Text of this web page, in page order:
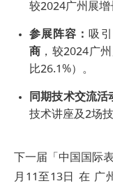
较2024广州展增
参展阵容：吸
商 ，较2024广
比26.1%）。
同期技术交流活
技术讲座及2场技
下一届「中国国际
月11至13日 在 广